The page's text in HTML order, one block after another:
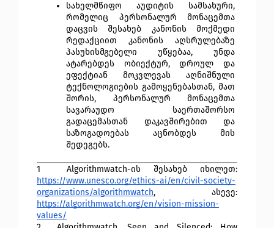
სახელმწიფო აუდიტის სამსახური,
რომელიც პერსონალურ მონაცემთა
დაცვის შესახებ კანონის მოქმედი
რედაქციით კანონის აღსრულებაზე
პასუხისმგებელი უწყებაა, უნდა
ატარებდეს ობიექტურ, დროულ და
ეფექტიან მოკვლევას აღნიშნული
ტექნოლოგიების გამოყენებასთან, მათ
შორის, პერსონალურ მონაცემთა
სავარაუდო საერთაშორსო
გადაცემასთან დაკავშირებით და
საზოგადოებას აცნობდეს მის
შედეგებს.
1
https://www.unesco.org/ethics-ai/en/civil-society-
organizations/algorithmwatch
https://algorithmwatch.org/en/vision-mission-
values/